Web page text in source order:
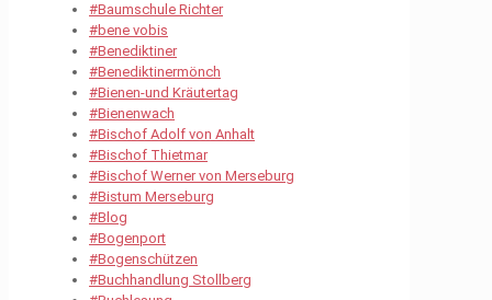
#Baumschule Richter
#bene vobis
#Benediktiner
#Benediktinermönch
#Bienen-und Kräutertag
#Bienenwach
#Bischof Adolf von Anhalt
#Bischof Thietmar
#Bischof Werner von Merseburg
#Bistum Merseburg
#Blog
#Bogenport
#Bogenschützen
#Buchhandlung Stollberg